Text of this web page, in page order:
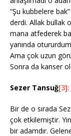
“Şu kubbelere
derdi. Allak bullak
mana atfederek
yanında
Ama çok uzun
Sonra da kanser
Sezer Tansuğ[3]:
Bir de o sırada
çok etkilemiştir.
bir adamdır.